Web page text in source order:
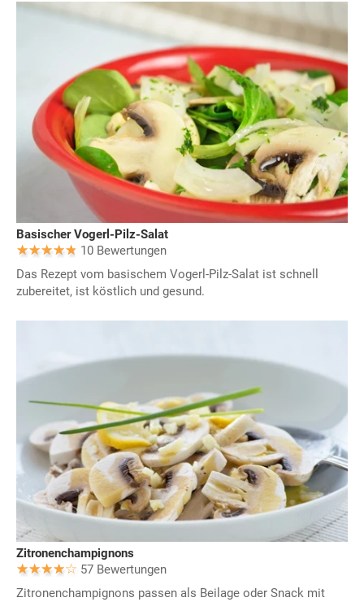
Basischer Vogerl-Pilz-Salat
10 Bewertungen
Das Rezept vom basischem Vogerl-Pilz-Salat ist schnell
zubereitet, ist köstlich und gesund.
Zitronenchampignons
57 Bewertungen
Zitronenchampignons passen als Beilage oder Snack mit